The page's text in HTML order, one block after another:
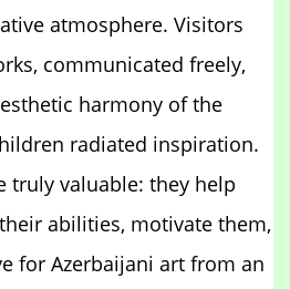
atmosphere. Visitors
communicated freely,
harmony of the
radiated inspiration.
truly valuable: they help
abilities, motivate them,
for Azerbaijani art from an